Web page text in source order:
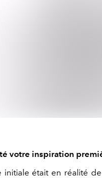
votre inspiration
était en réalité de